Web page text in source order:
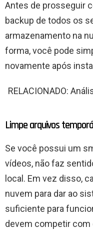
Antes de prosseguir
backup de todos os
armazenamento na
forma, você pode
novamente após
RELACIONADO:
Limpe arquivos
Se você possui um
vídeos, não faz
local. Em vez disso,
nuvem para dar ao
suficiente para
devem competir com